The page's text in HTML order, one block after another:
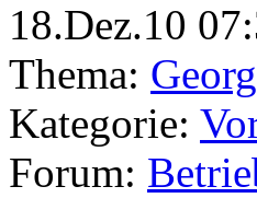
18.Dez.10
Thema:
Kategorie:
Forum: